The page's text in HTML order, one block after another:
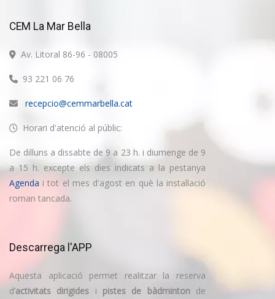
CEM La Mar Bella
Av. Litoral 86-96 - 08005
93 221 06 76
recepcio@cemmarbella.cat
Horari d'atenció al públic:
De dilluns a dissabte de 9 a 23 h. i diumenge de 9
a 15 h. excepte els dies indicats a la pestanya
Agenda i tot el mes d'agost en què la instal·lació
roman tancada.
Descarrega l'APP
Aquesta aplicació permet realitzar la reserva
d’activitats dirigides i pistes de bàdmintonde